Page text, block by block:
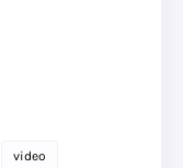
video